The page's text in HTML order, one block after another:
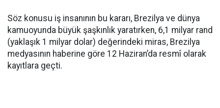
Söz konusu iş insanının bu kararı, Brezilya ve dünya
kamuoyunda büyük şaşkınlık yaratırken, 6,1 milyar rand
(yaklaşık 1 milyar dolar) değerindeki miras, Brezilya
medyasının haberine göre 12 Haziran’da resmî olarak
kayıtlara geçti.